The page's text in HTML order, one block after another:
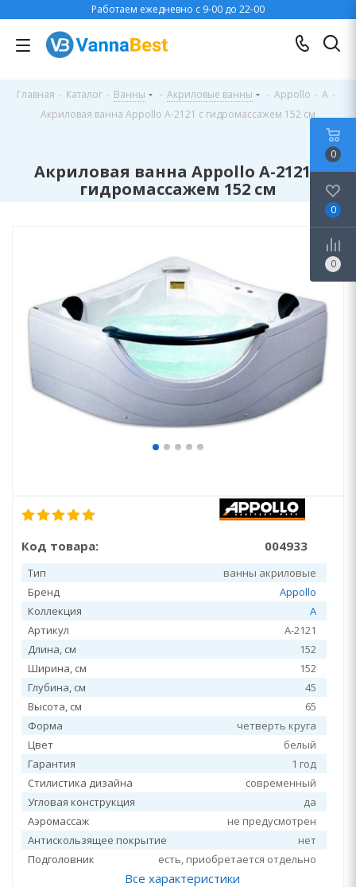
Работаем ежедневно с 9-00 до 22-00
Главная - Каталог - Ванны - Акриловые ванны - Appollo - A -
Акриловая ванна Appollo A-2121 с гидромассажем 152 см
Акриловая ванна Appollo A-2121 с
гидромассажем 152 см
Код товара: 004933
Тип
ванны акриловые
Бренд
Appollo
Коллекция
A
Артикул
А-2121
Длина, см
152
Ширина, см
152
Глубина, см
45
Высота, см
65
Форма
четверть круга
Цвет
белый
Гарантия
1 год
Стилистика дизайна
современный
Угловая конструкция
да
Аэромассаж
не предусмотрен
Антискользящее покрытие
нет
Подголовник
есть, приобретается отдельно
Все характеристики
0
0
0